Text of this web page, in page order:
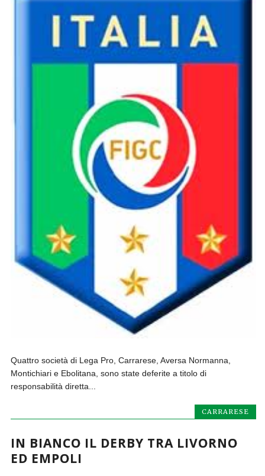
Quattro società di Lega Pro, Carrarese, Aversa Normanna,
Montichiari e Ebolitana, sono state deferite a titolo di
responsabilità diretta...
CARRARESE
IN BIANCO IL DERBY TRA LIVORNO
ED EMPOLI